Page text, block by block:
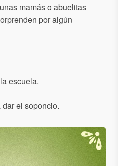
mamás o abuelitas
por algún
escuela.
el soponcio.